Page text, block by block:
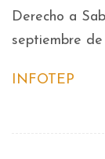
Derecho a
septiembre
INFOTEP